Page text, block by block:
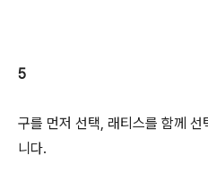
5
구를 먼저 선택, 래티스를 함께
니다.